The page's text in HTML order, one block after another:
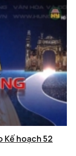
hoạch 52